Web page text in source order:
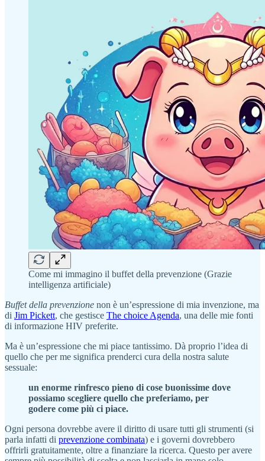
Come mi immagino il buffet della prevenzione (Grazie
intelligenza artificiale)
Buffet della prevenzione non è un’espressione di mia invenzione, ma
di Jim Pickett, che gestisce The choice Agenda, una delle mie fonti
di informazione HIV preferite.
Ma è un’espressione che mi piace tantissimo. Dà proprio l’idea di
quello che per me significa prenderci cura della nostra salute
sessuale:
un enorme rinfresco pieno di cose buonissime dove
possiamo scegliere quello che preferiamo, per
godere come più ci piace.
Ogni persona dovrebbe avere il diritto di usare tutti gli strumenti (si
parla infatti di prevenzione combinata) e i governi dovrebbero
offrirli gratuitamente, oltre a finanziare la ricerca. Questo per avere